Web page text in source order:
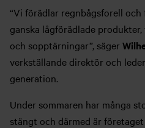
“Vi förädlar regnbågsforell
ganska lågförädlade
och sopptärningar”, säger
verkställande direktör och
generation.
Under sommaren har många
stängt och därmed är